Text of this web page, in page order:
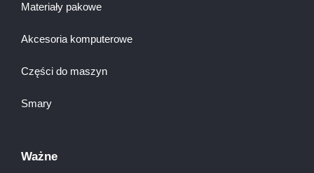
Materiały pakowe
Akcesoria komputerowe
Części do maszyn
Smary
Ważne